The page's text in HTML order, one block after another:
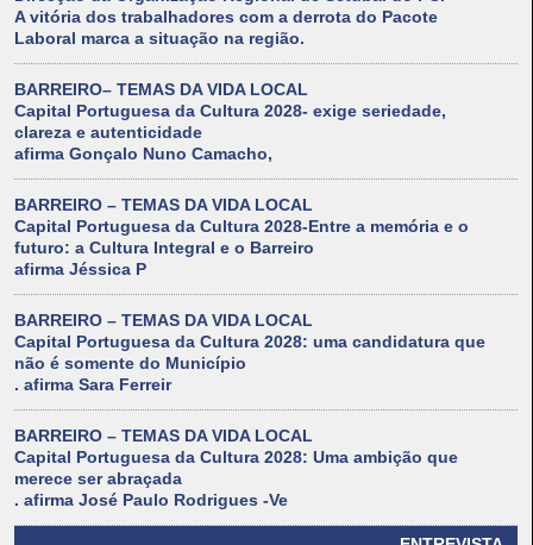
A vitória dos trabalhadores com a derrota do Pacote
Laboral marca a situação na região.
BARREIRO– TEMAS DA VIDA LOCAL
Capital Portuguesa da Cultura 2028- exige seriedade,
clareza e autenticidade
afirma Gonçalo Nuno Camacho,
BARREIRO – TEMAS DA VIDA LOCAL
Capital Portuguesa da Cultura 2028-Entre a memória e o
futuro: a Cultura Integral e o Barreiro
afirma Jéssica P
BARREIRO – TEMAS DA VIDA LOCAL
Capital Portuguesa da Cultura 2028: uma candidatura que
não é somente do Município
. afirma Sara Ferreir
BARREIRO – TEMAS DA VIDA LOCAL
Capital Portuguesa da Cultura 2028: Uma ambição que
merece ser abraçada
. afirma José Paulo Rodrigues -Ve